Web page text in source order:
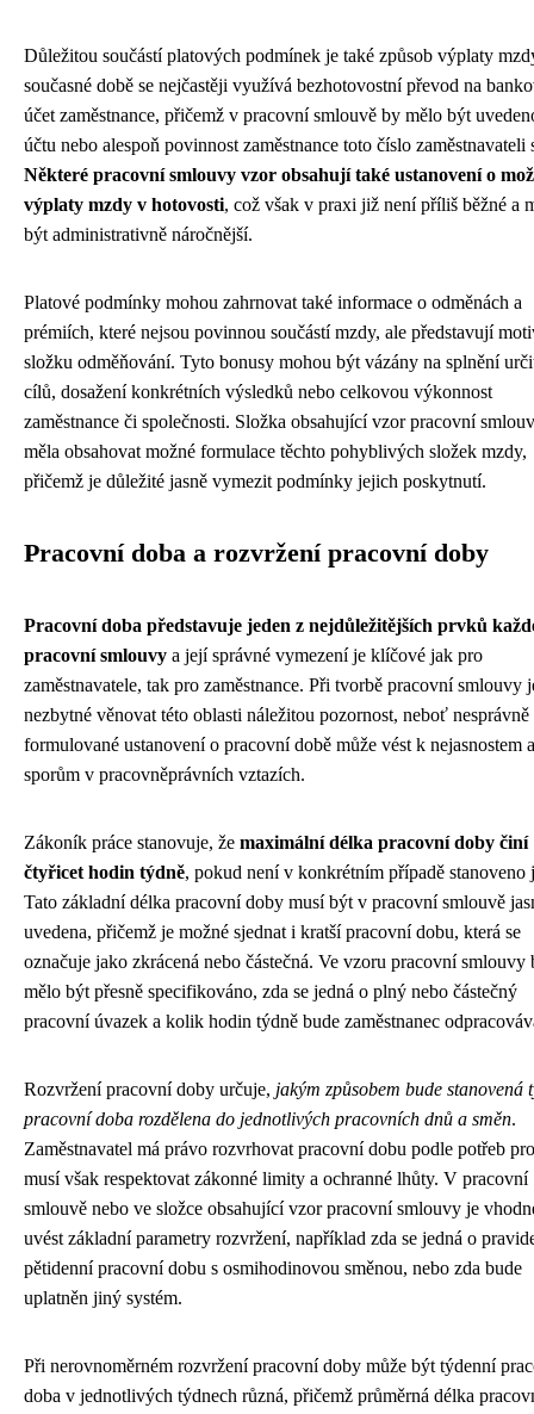
Důležitou součástí platových podmínek je také způsob výplaty
současné době se nejčastěji využívá bezhotovostní převod na
účet zaměstnance, přičemž v pracovní smlouvě by mělo být
účtu nebo alespoň povinnost zaměstnance toto číslo zaměstnavateli
Některé pracovní smlouvy vzor obsahují také ustanovení o
výplaty mzdy v hotovosti, což však v praxi již není příliš běžné a
být administrativně náročnější.
Platové podmínky mohou zahrnovat také informace o odměnách a
prémiích, které nejsou povinnou součástí mzdy, ale představují
složku odměňování. Tyto bonusy mohou být vázány na splnění
cílů, dosažení konkrétních výsledků nebo celkovou výkonnost
zaměstnance či společnosti. Složka obsahující vzor pracovní
měla obsahovat možné formulace těchto pohyblivých složek mzdy,
přičemž je důležité jasně vymezit podmínky jejich poskytnutí.
Pracovní doba a rozvržení pracovní doby
Pracovní doba představuje jeden z nejdůležitějších prvků
pracovní smlouvy a její správné vymezení je klíčové jak pro
zaměstnavatele, tak pro zaměstnance. Při tvorbě pracovní smlouvy
nezbytné věnovat této oblasti náležitou pozornost, neboť nesprávně
formulované ustanovení o pracovní době může vést k nejasnostem a
sporům v pracovněprávních vztazích.
Zákoník práce stanovuje, že maximální délka pracovní doby činí
čtyřicet hodin týdně, pokud není v konkrétním případě stanoveno
Tato základní délka pracovní doby musí být v pracovní smlouvě
uvedena, přičemž je možné sjednat i kratší pracovní dobu, která se
označuje jako zkrácená nebo částečná. Ve vzoru pracovní smlouvy
mělo být přesně specifikováno, zda se jedná o plný nebo částečný
pracovní úvazek a kolik hodin týdně bude zaměstnanec
Rozvržení pracovní doby určuje, jakým způsobem bude stanovená
pracovní doba rozdělena do jednotlivých pracovních dnů a směn.
Zaměstnavatel má právo rozvrhovat pracovní dobu podle potřeb
musí však respektovat zákonné limity a ochranné lhůty. V pracovní
smlouvě nebo ve složce obsahující vzor pracovní smlouvy je
uvést základní parametry rozvržení, například zda se jedná o
pětidenní pracovní dobu s osmihodinovou směnou, nebo zda bude
uplatněn jiný systém.
Při nerovnoměrném rozvržení pracovní doby může být týdenní
doba v jednotlivých týdnech různá, přičemž průměrná délka